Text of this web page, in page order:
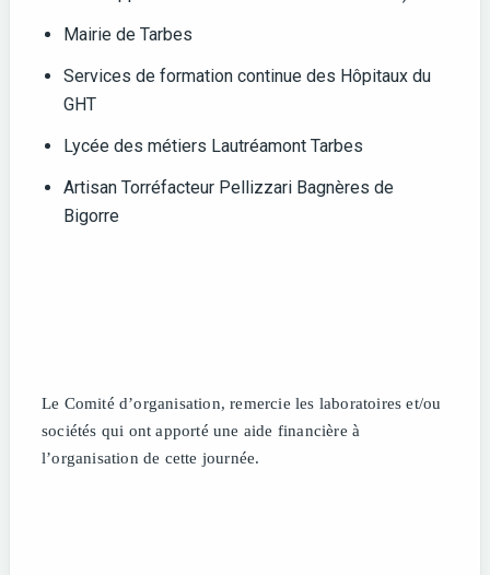
Mairie de Tarbes
Services de formation continue des Hôpitaux du
GHT
Lycée des métiers Lautréamont Tarbes
Artisan Torréfacteur Pellizzari Bagnères de
Bigorre
Le Comité d’organisation, remercie les laboratoires et/ou
sociétés qui ont apporté une aide financière à
l’organisation de cette journée.